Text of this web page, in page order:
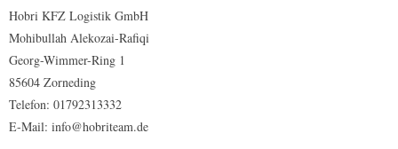
Hobri KFZ Logistik GmbH
Mohibullah Alekozai-Rafiqi
Georg-Wimmer-Ring 1
85604 Zorneding
Telefon: 01792313332
E-Mail: info@hobriteam.de